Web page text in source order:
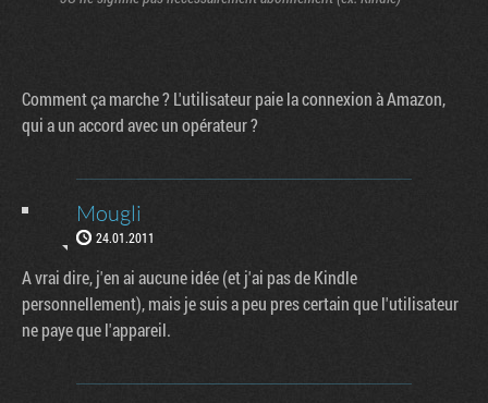
Comment ça marche ? L'utilisateur paie la connexion à Amazon,
qui a un accord avec un opérateur ?
Mougli
24.01.2011
A vrai dire, j'en ai aucune idée (et j'ai pas de Kindle
personnellement), mais je suis a peu pres certain que l'utilisateur
ne paye que l'appareil.